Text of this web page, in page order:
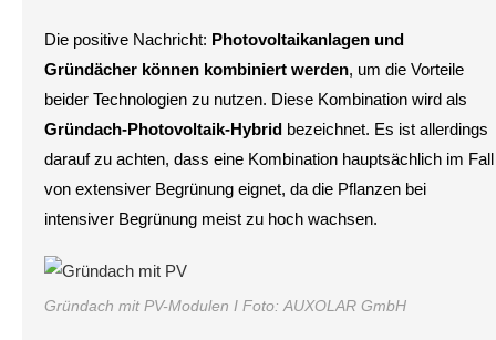
Die positive Nachricht: Photovoltaikanlagen und
Gründächer können kombiniert werden, um die Vorteile
beider Technologien zu nutzen. Diese Kombination wird als
Gründach-Photovoltaik-Hybrid bezeichnet. Es ist allerdings
darauf zu achten, dass eine Kombination hauptsächlich im Fall
von extensiver Begrünung eignet, da die Pflanzen bei
intensiver Begrünung meist zu hoch wachsen.
Gründach mit PV-Modulen I Foto: AUXOLAR GmbH